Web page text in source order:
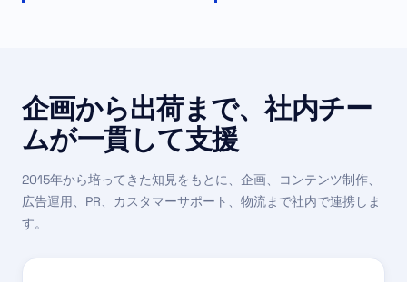
企画から出荷まで、社内チー
ムが一貫して支援
2015年から培ってきた知見をもとに、企画、コンテンツ制作、
広告運用、PR、カスタマーサポート、物流まで社内で連携しま
す。